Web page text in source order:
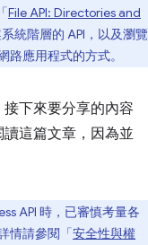
File API: Directories and
統階層的 API，以及瀏覽
應用程式的方式。
下來要分享的內容
這篇文章，因為並
API 時，已審慎考量各
情請參閱「安全性與權